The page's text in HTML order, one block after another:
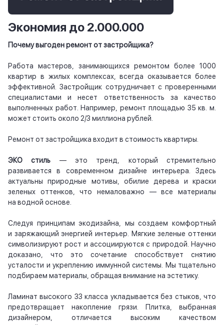
Экономия до 2.000.000
Почему выгоден ремонт от застройщика?
Работа мастеров, занимающихся ремонтом более 1000
квартир в жилых комплексах, всегда оказывается более
эффективной. Застройщик сотрудничает с проверенными
специалистами и несет ответственность за качество
выполненных работ. Например, ремонт площадью 35 кв. м.
может стоить около 2/3 миллиона рублей.
Ремонт от застройщика входит в стоимость квартиры.
ЭКО стиль — это тренд, который стремительно
развивается в современном дизайне интерьера. Здесь
актуальны природные мотивы, обилие дерева и краски
зеленых оттенков, что немаловажно — все материалы
на водной основе.
Следуя принципам экодизайна, мы создаем комфортный
и заряжающий энергией интерьер. Мягкие зеленые оттенки
символизируют рост и ассоциируются с природой. Научно
доказано, что это сочетание способствует снятию
усталости и укреплению иммунной системы. Мы тщательно
подбираем материалы, обращая внимание на эстетику.
Ламинат высокого 33 класса укладывается без стыков, что
предотвращает накопление грязи. Плитка, выбранная
дизайнером, отличается высоким качеством